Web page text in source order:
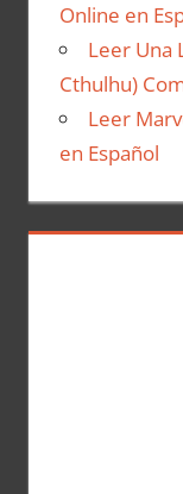
Online en
Leer Una
Cthulhu)
Leer
en Español